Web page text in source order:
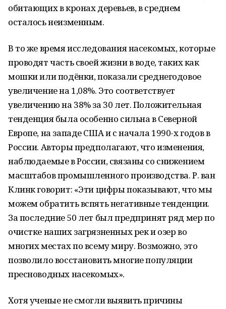
обитающих в кронах деревьев, в среднем
осталось неизменным.
В то же время исследования насекомых, которые
проводят часть своей жизни в воде, таких как
мошки или подёнки, показали среднегодовое
увеличение на 1,08%. Это соответствует
увеличению на 38% за 30 лет. Положительная
тенденция была особенно сильна в Северной
Европе, на западе США и с начала 1990-х годов в
России. Авторы предполагают, что изменения,
наблюдаемые в России, связаны со снижением
масштабов промышленного производства. Р. ван
Клинк говорит: «Эти цифры показывают, что мы
можем обратить вспять негативные тенденции.
За последние 50 лет был предпринят ряд мер по
очистке наших загрязненных рек и озер во
многих местах по всему миру. Возможно, это
позволило восстановить многие популяции
пресноводных насекомых».
Хотя ученые не смогли выявить причины